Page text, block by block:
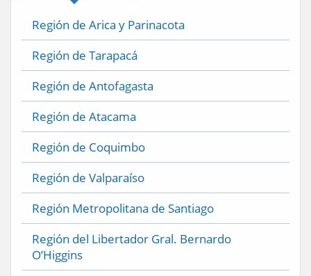
Región de Arica y Parinacota
Región de Tarapacá
Región de Antofagasta
Región de Atacama
Región de Coquimbo
Región de Valparaíso
Región Metropolitana de Santiago
Región del Libertador Gral. Bernardo
O’Higgins